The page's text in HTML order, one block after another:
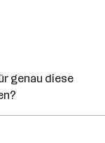
genau diese